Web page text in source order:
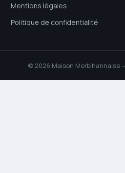
Mentions légales
Politique de confidentialité
© 2026 Maison Morbihannaise